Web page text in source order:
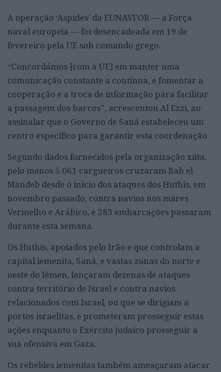
A operação ‘Aspides’ da EUNAVFOR — a Força
naval europeia — foi desencadeada em 19 de
fevereiro pela UE sob comando grego.
“Concordámos [com a UE] em manter uma
comunicação constante a contínua, e fomentar a
cooperação e a troca de informação para facilitar
a passagem dos barcos”, acrescentou Al Ezzi, ao
assinalar que o Governo de Saná estabeleceu um
centro específico para garantir esta coordenação.
Segundo dados fornecidos pela organização xiita,
pelo menos 5.061 cargueiros cruzaram Bab el
Mandeb desde o início dos ataques dos Huthis, em
novembro passado, contra navios nos mares
Vermelho e Arábico, e 283 embarcações passaram
durante esta semana.
Os Huthis, apoiados pelo Irão e que controlam a
capital iemenita, Saná, e vastas zonas do norte e
oeste do Iémen, lançaram dezenas de ataques
contra território de Israel e contra navios
relacionados com Israel, ou que se dirigiam a
portos israelitas, e prometeram prosseguir estas
ações enquanto o Exército judaico prosseguir a
sua ofensiva em Gaza.
Os rebeldes iemenitas também ameaçaram atacar